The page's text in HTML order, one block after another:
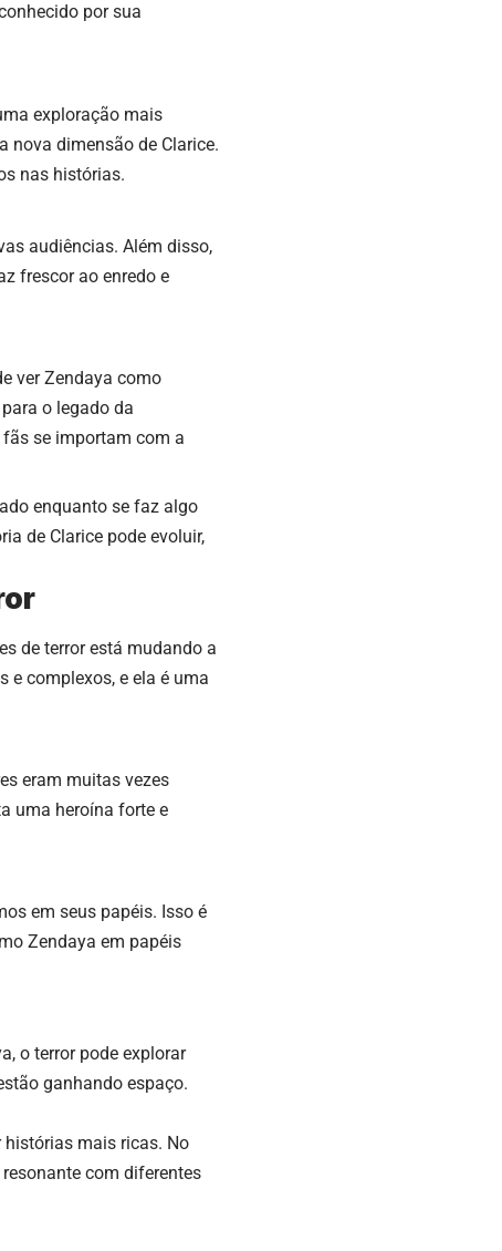
por sua
exploração mais
nova dimensão de Clarice.
nas histórias.
audiências. Além disso,
frescor ao enredo e
ver Zendaya como
o legado da
se importam com a
enquanto se faz algo
de Clarice pode evoluir,
de terror está mudando a
e complexos, e ela é uma
eram muitas vezes
uma heroína forte e
em seus papéis. Isso é
Zendaya em papéis
o terror pode explorar
ganhando espaço.
histórias mais ricas. No
com diferentes